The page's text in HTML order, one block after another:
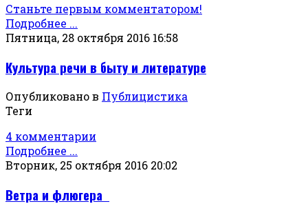
Станьте первым комментатором!
Подробнее ...
Пятница, 28 октября 2016 16:58
Культура речи в быту и литературе
Опубликовано в Публицистика
Теги
4 комментарии
Подробнее ...
Вторник, 25 октября 2016 20:02
Ветра и флюгера